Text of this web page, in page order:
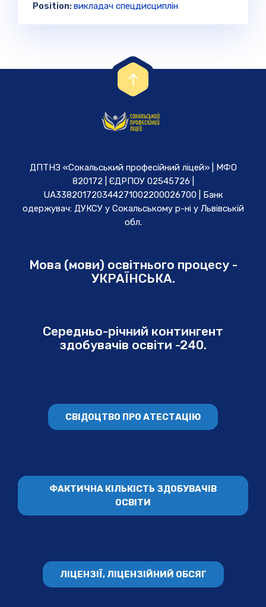
Position: викладач спецдисциплін
ДПТНЗ «Сокальський професійний ліцей» | МФО
820172 | ЄДРПОУ 02545726 |
UA338201720344271002200026700 | Банк
одержувач: ДУКСУ у Cокальському р-ні у Львівській
обл.
Мова (мови) освітнього процесу -
УКРАЇНСЬКА.
Середньо-річний контингент
здобувачів освіти -240.
СВІДОЦТВО ПРО АТЕСТАЦІЮ
ФАКТИЧНА КІЛЬКІСТЬ ЗДОБУВАЧІВ
ОСВІТИ
ЛІЦЕНЗІЇ, ЛІЦЕНЗІЙНИЙ ОБСЯГ